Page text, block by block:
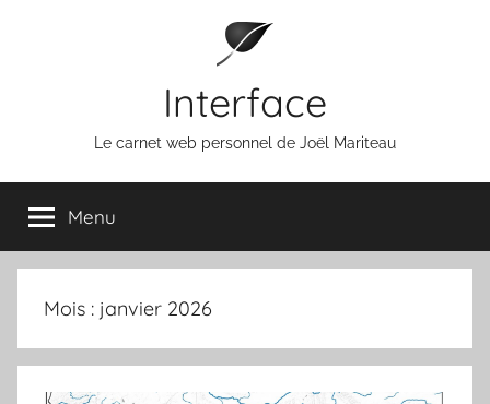
Interface
Le carnet web personnel de Joël Mariteau
Menu
Mois : janvier 2026